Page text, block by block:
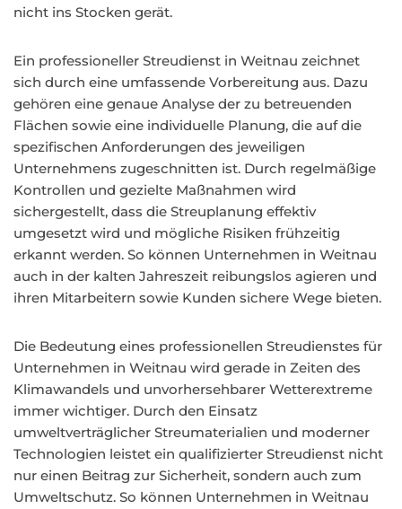
nicht ins Stocken gerät.
Ein professioneller Streudienst in Weitnau zeichnet
sich durch eine umfassende Vorbereitung aus. Dazu
gehören eine genaue Analyse der zu betreuenden
Flächen sowie eine individuelle Planung, die auf die
spezifischen Anforderungen des jeweiligen
Unternehmens zugeschnitten ist. Durch regelmäßige
Kontrollen und gezielte Maßnahmen wird
sichergestellt, dass die Streuplanung effektiv
umgesetzt wird und mögliche Risiken frühzeitig
erkannt werden. So können Unternehmen in Weitnau
auch in der kalten Jahreszeit reibungslos agieren und
ihren Mitarbeitern sowie Kunden sichere Wege bieten.
Die Bedeutung eines professionellen Streudienstes für
Unternehmen in Weitnau wird gerade in Zeiten des
Klimawandels und unvorhersehbarer Wetterextreme
immer wichtiger. Durch den Einsatz
umweltverträglicher Streumaterialien und moderner
Technologien leistet ein qualifizierter Streudienst nicht
nur einen Beitrag zur Sicherheit, sondern auch zum
Umweltschutz. So können Unternehmen in Weitnau